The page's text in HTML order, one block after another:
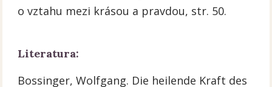
o vztahu mezi krásou a pravdou, str. 50.
Literatura:
Bossinger, Wolfgang. Die heilende Kraft des